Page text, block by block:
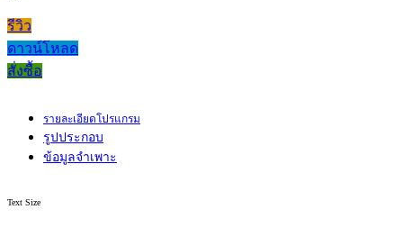
รีวิว
ดาวน์โหลด
สั่งซื้อ
รายละเอียดโปรแกรม
รูปประกอบ
ข้อมูลจำเพาะ
Text Size